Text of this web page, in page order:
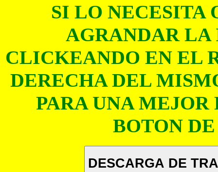
SI LO NECESITA
AGRANDAR
CLICKEANDO EN EL
DERECHA DEL
PARA UNA
BOTON
DESCARGA DE